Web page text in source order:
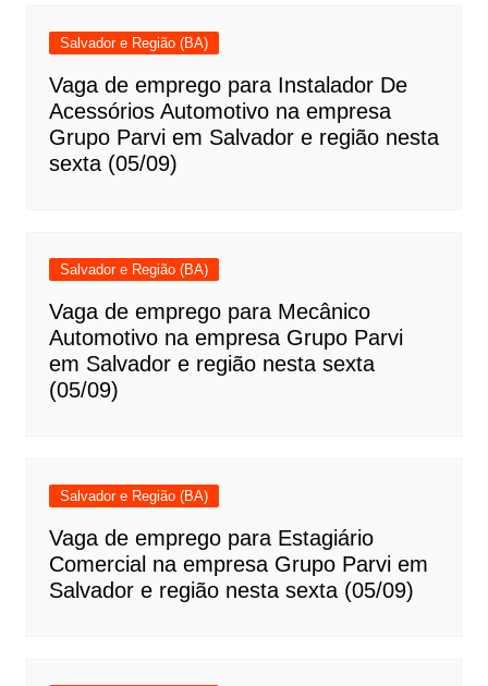
Salvador e Região (BA)
Vaga de emprego para Instalador De
Acessórios Automotivo na empresa
Grupo Parvi em Salvador e região nesta
sexta (05/09)
Salvador e Região (BA)
Vaga de emprego para Mecânico
Automotivo na empresa Grupo Parvi
em Salvador e região nesta sexta
(05/09)
Salvador e Região (BA)
Vaga de emprego para Estagiário
Comercial na empresa Grupo Parvi em
Salvador e região nesta sexta (05/09)